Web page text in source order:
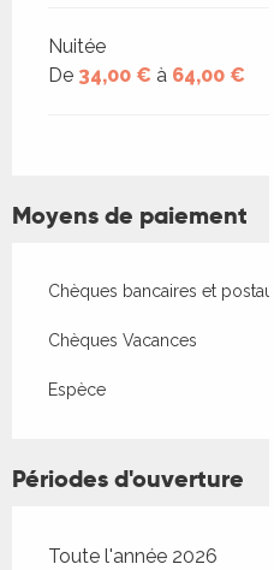
Nuitée
De 34,00 € à 64,00 €
Moyens de paiement
Chèques bancaires et postaux
Chèques Vacances
Espèce
Périodes d'ouverture
Toute l'année 2026